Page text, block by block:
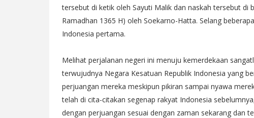
tersebut di ketik oleh Sayuti Malik dan naskah tersebut
Ramadhan 1365 H) oleh Soekarno-Hatta. Selang
Indonesia pertama.
Melihat perjalanan negeri ini menuju kemerdekaan
terwujudnya Negara Kesatuan Republik Indonesia yang
perjuangan mereka meskipun pikiran sampai nyawa
telah di cita-citakan segenap rakyat Indonesia
dengan perjuangan sesuai dengan zaman sekarang dan